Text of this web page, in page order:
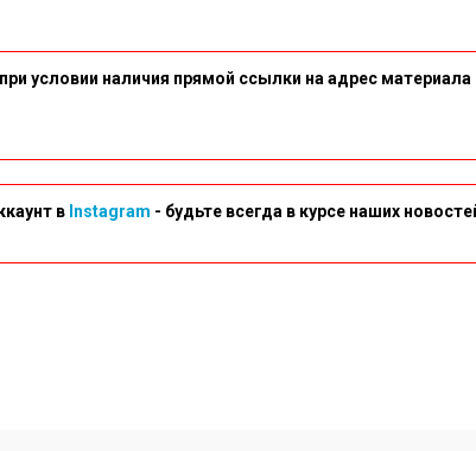
условии наличия прямой ссылки на адрес материала
в Instagram - будьте всегда в курсе наших